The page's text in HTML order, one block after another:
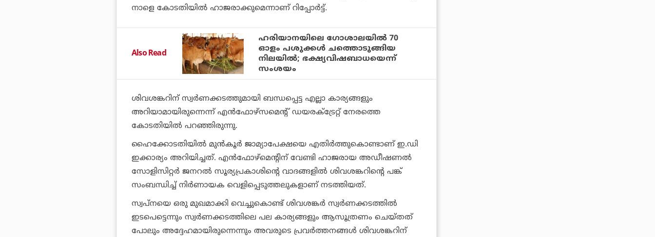
നാളെ കോടതിയില്‍ ഹാജരാക്കുമെന്നാണ് റിപ്പോര്‍ട്ട്.
Also Read
ഹരിയാനയിലെ ഗോശാലയില്‍ 70
ഓളം പശുക്കള്‍ ചത്തൊടുങ്ങിയ
നിലയില്‍; ഭക്ഷ്യവിഷബാധയെന്ന്
സംശയം
ശിവശങ്കറിന് സ്വര്‍ണക്കടത്തുമായി ബന്ധപ്പെട്ട എല്ലാ കാര്യങ്ങളും
അറിയാമായിരുന്നെന്ന് എന്‍ഫോഴ്‌സമെന്റ് ഡയരക്ട്രേറ്റ് നേരത്തെ
കോടതിയില്‍ പറഞ്ഞിരുന്നു.
ഹൈക്കോടതിയില്‍ മുന്‍കൂര്‍ ജാമ്യാപേക്ഷയെ എതിര്‍ത്തുകൊണ്ടാണ് ഇ.ഡി
ഇക്കാര്യം അറിയിച്ചത്. എന്‍ഫോഴ്‌മെന്റിന് വേണ്ടി ഹാജരായ അഡീഷണല്‍
സോളിസിറ്റര്‍ ജനറല്‍ സൂര്യപ്രകാശിന്റെ വാദങ്ങളില്‍ ശിവശങ്കറിന്റെ പങ്ക്
സംബന്ധിച്ച് നിര്‍ണായക വെളിപ്പെടുത്തലുകളാണ് നടത്തിയത്.
സ്വപ്നയെ ഒരു മുഖമാക്കി വെച്ചുകൊണ്ട് ശിവശങ്കര്‍ സ്വര്‍ണക്കടത്തില്‍
ഇടപെട്ടെന്നും സ്വര്‍ണക്കടത്തിലെ പല കാര്യങ്ങളും ആസൂത്രണം ചെയ്തത്
പോലും അദ്ദേഹമായിരുന്നെന്നും അവരുടെ പ്രവര്‍ത്തനങ്ങള്‍ ശിവശങ്കറിന്